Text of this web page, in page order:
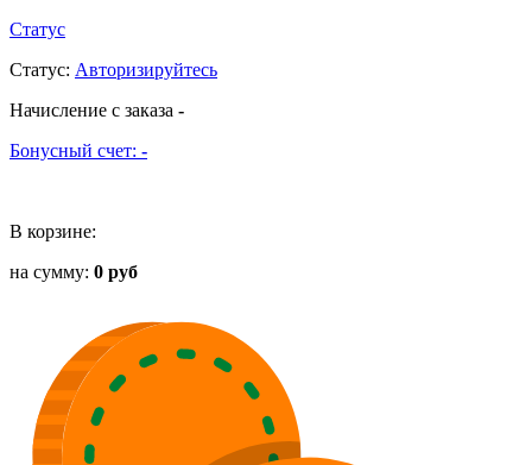
Статус
Статус: Авторизируйтесь
Начисление с заказа -
Бонусный счет: -
В корзине:
на сумму: 0 руб